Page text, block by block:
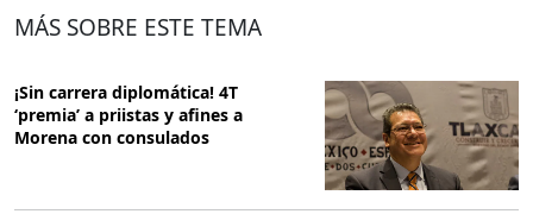
MÁS SOBRE ESTE TEMA
¡Sin carrera diplomática! 4T
‘premia’ a priistas y afines a
Morena con consulados